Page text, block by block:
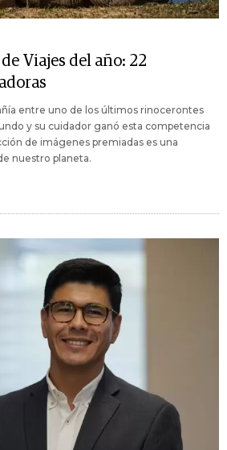
Viajes del año: 22
entre uno de los últimos rinocerontes
y su cuidador ganó esta competencia
de imágenes premiadas es una
nuestro planeta.